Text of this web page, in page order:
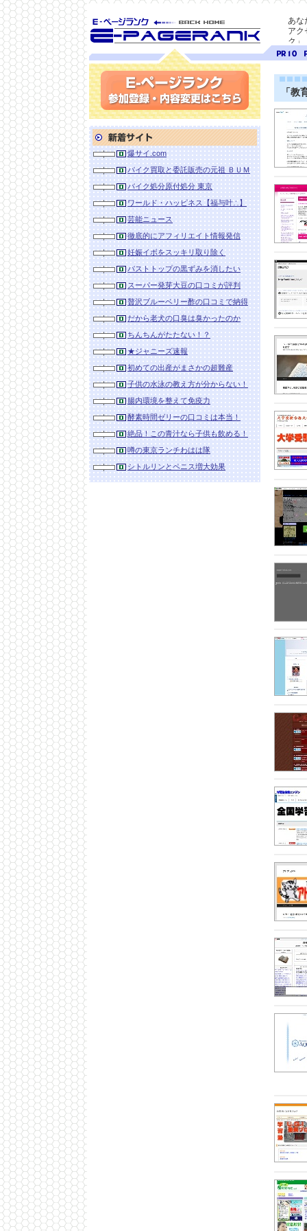
SEO対策に E-ページ
ランク
あな
アク
ク」
ランク
10
9
「教
参加登録(無料)・内容変更
新着サイト爆サイ.com
バイク買取と委託販売の元祖 ＢＵＭ
バイク処分原付処分 東京
ワールド・ハッピネス【福与叶∴】
芸能ニュース
徹底的にアフィリエイト情報発信
妊娠イボをスッキリ取り除く
バストトップの黒ずみを消したい
スーパー発芽大豆の口コミが評判
贅沢ブルーベリー酢の口コミで納得
だから老犬の口臭は臭かったのか
ちんちんがたたない！？
★ジャニーズ速報
初めての出産がまさかの超難産
子供の水泳の教え方が分からない！
腸内環境を整えて免疫力
酵素時間ゼリーの口コミは本当！
絶品！この青汁なら子供も飲める！
噂の東京ランチわはは隊
シトルリンとペニス増大効果